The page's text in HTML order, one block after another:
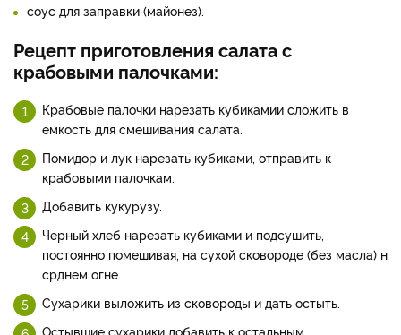
соус для заправки (майонез).
Рецепт приготовления салата с
крабовыми палочками:
Крабовые палочки нарезать кубикамии сложить в
емкость для смешивания салата.
Помидор и лук нарезать кубиками, отправить к
крабовыми палочкам.
Добавить кукурузу.
Черный хлеб нарезать кубиками и подсушить,
постоянно помешивая, на сухой сковороде (без масла) н
срднем огне.
Сухарики выложить из сковороды и дать остыть.
Остывшие сухарики добавить к остальным